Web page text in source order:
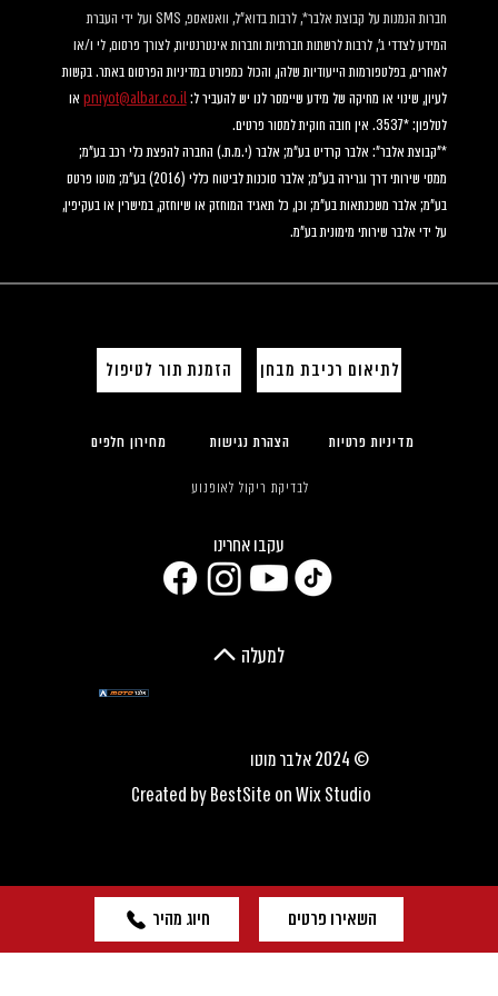
חברות הנמנות על קבוצת אלבר*, לרבות בדוא"ל, וואטאספ, SMS ועל ידי העברת
לאחרים, בפלטפורמות הייעודיות שלהן, והכול כמפורט במדיניות הפרסום באתר. בקשות
לעיון, שינוי או מחיקה של מידע שיימסר לנו יש להעביר ל: pniyot@albar.co.il
לטלפון: *3537. אין חובה חוקית למסור פרטים.
על ידי אלבר שירותי מימונית בע"מ.
עקבו אחרינו
הזמנת תור לטיפול לתיאום רכיבת מבחן
מחירון חלפים הצהרת נגישות מדיניות פרטיות
© 2024 אלבר מוטו
Created byBestSite on Wix Studio
לבדיקת ריקול לאופנוע
למעלה
חיוג מהיר השאירו פרטים